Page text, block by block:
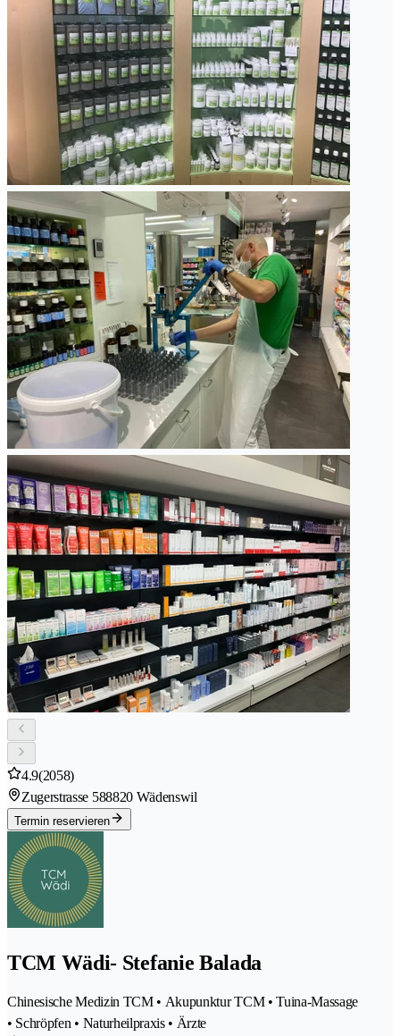
4.9(2058)
Zugerstrasse 588820 Wädenswil
Termin reservieren
TCM Wädi- Stefanie Balada
Chinesische Medizin TCM • Akupunktur TCM • Tuina-Massage
• Schröpfen • Naturheilpraxis • Ärzte